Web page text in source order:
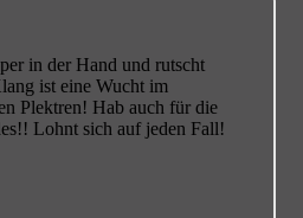
in der Hand und rutscht
ist eine Wucht im
Plektren! Hab auch für die
Lohnt sich auf jeden Fall!